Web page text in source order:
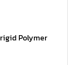
Polymer